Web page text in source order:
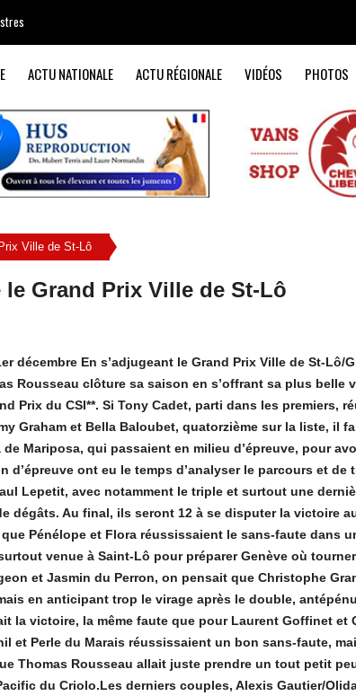
ACTU NATIONALE ACTU RÉGIONALE VIDÉOS PHOTOS
Ville de St-Lô
Grand Prix Ville de St-Lô
décembre En s’adjugeant le Grand Prix Ville de St-Lô/
Rousseau clôture sa saison en s’offrant sa plus belle
Prix du CSI**. Si Tony Cadet, parti dans les premiers,
Graham et Bella Baloubet, quatorzième sur la liste, il
Mariposa, qui passaient en milieu d’épreuve, pour
ont eu le temps d’analyser le parcours et de
Lepetit, avec notamment le triple et surtout une
dégâts. Au final, ils seront 12 à se disputer la victoire
Pénélope et Flora réussissaient le sans-faute dans
venue à Saint-Lô pour préparer Genève où
et Jasmin du Perron, on pensait que Christophe
en anticipant trop le virage après le double,
la victoire, la même faute que pour Laurent Goffinet et
et Perle du Marais réussissaient un bon sans-faute,
Thomas Rousseau allait juste prendre un tout petit
du Criolo.Les derniers couples, Alexis Gautier/